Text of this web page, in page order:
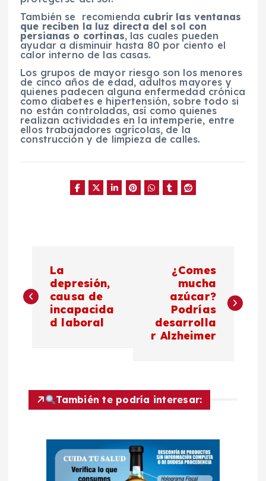
También se recomienda cubrir las ventanas
que reciben la luz directa del sol con
persianas o cortinas, las cuales pueden
ayudar a disminuir hasta 80 por ciento el
calor interno de las casas.
Los grupos de mayor riesgo son los menores
de cinco años de edad, adultos mayores y
quienes padecen alguna enfermedad crónica
como diabetes e hipertensión, sobre todo si
no están controladas, así como quienes
realizan actividades en la intemperie, entre
ellos trabajadores agrícolas, de la
construcción y de limpieza de calles.
a
a
La
depresión,
causa de
incapacida
d laboral
¿Comes
mucha
azúcar?
Podrías
desarrolla
r Alzheimer
También te podría interesar: